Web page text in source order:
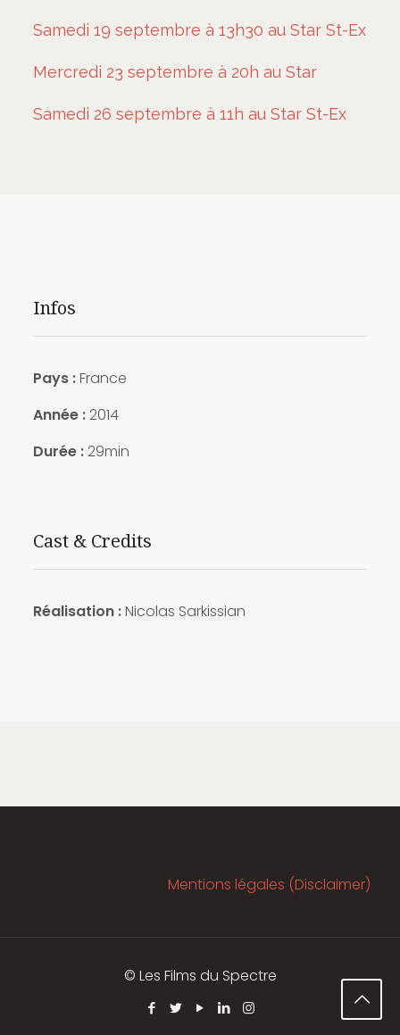
Samedi 19 septembre à 13h30 au Star St-Ex
Mercredi 23 septembre à 20h au Star
Samedi 26 septembre à 11h au Star St-Ex
Infos
Pays :France
Année :2014
Durée :29min
Cast & Credits
Réalisation :Nicolas Sarkissian
Mentions légales (Disclaimer)
© Les Films du Spectre